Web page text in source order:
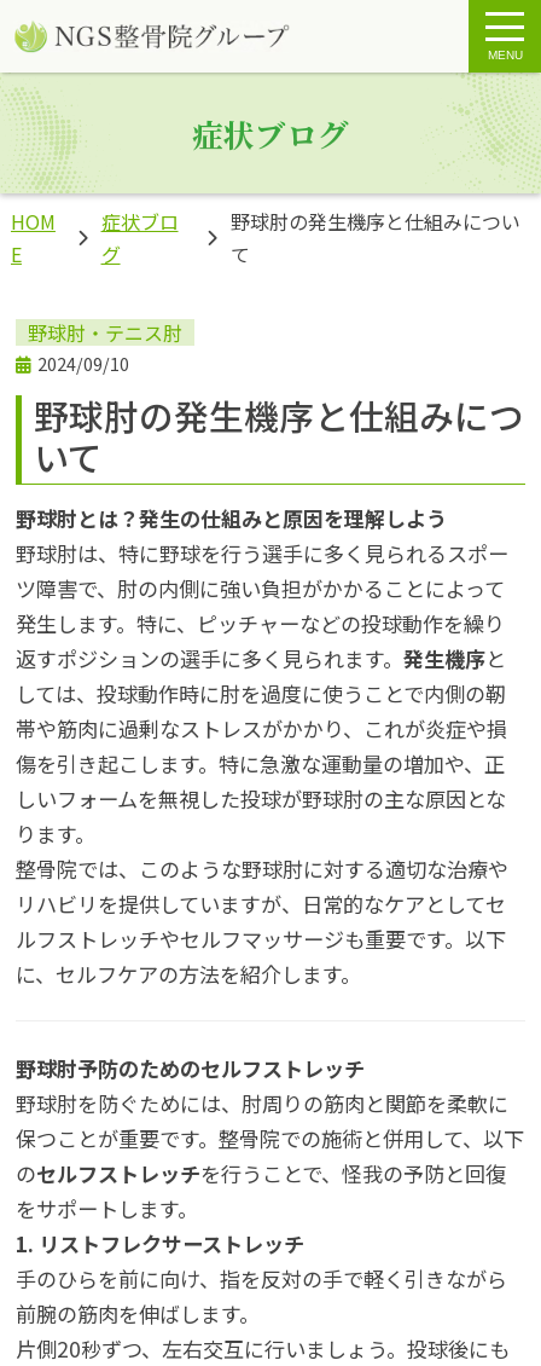
MENU
症状ブログ
HOM
E
症状ブロ
グ
野球肘の発生機序と仕組みについ
て
2024/09/10
野球肘・テニス肘
野球肘の発生機序と仕組みにつ
いて
野球肘とは？発生の仕組みと原因を理解しよう
野球肘は、特に野球を行う選手に多く見られるスポー
ツ障害で、肘の内側に強い負担がかかることによって
発生します。特に、ピッチャーなどの投球動作を繰り
返すポジションの選手に多く見られます。発生機序と
しては、投球動作時に肘を過度に使うことで内側の靭
帯や筋肉に過剰なストレスがかかり、これが炎症や損
傷を引き起こします。特に急激な運動量の増加や、正
しいフォームを無視した投球が野球肘の主な原因とな
ります。
整骨院では、このような野球肘に対する適切な治療や
リハビリを提供していますが、日常的なケアとしてセ
ルフストレッチやセルフマッサージも重要です。以下
に、セルフケアの方法を紹介します。
野球肘予防のためのセルフストレッチ
野球肘を防ぐためには、肘周りの筋肉と関節を柔軟に
保つことが重要です。整骨院での施術と併用して、以下
のセルフストレッチを行うことで、怪我の予防と回復
をサポートします。
1. リストフレクサーストレッチ
手のひらを前に向け、指を反対の手で軽く引きながら
前腕の筋肉を伸ばします。
片側20秒ずつ、左右交互に行いましょう。投球後にも